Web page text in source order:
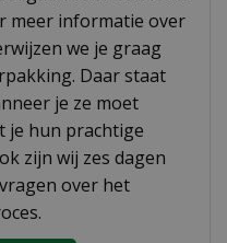
meer informatie over
we je graag
Daar staat
je ze moet
je hun prachtige
zijn wij zes dagen
over het